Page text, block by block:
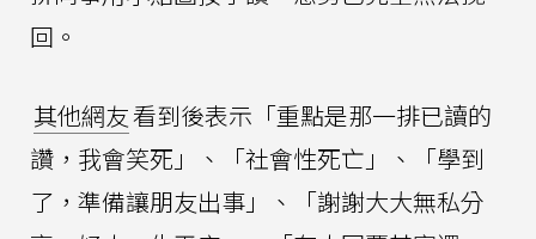
回。
其他網友看到後表示「重點是那一排已讀的
讚，我會笑死」、「社會性死亡」、「學到
了，準備讓朋友出事」、「謝謝大大無私分